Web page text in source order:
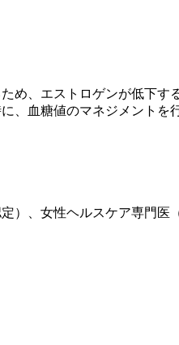
め、 エストロゲンが低下す
、血糖値のマネジメントを
、女性ヘルスケア専門